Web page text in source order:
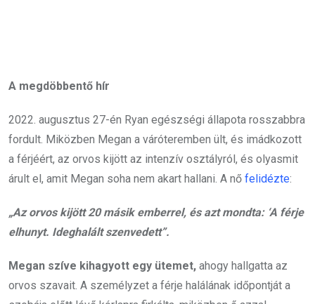
A megdöbbentő hír
2022. augusztus 27-én Ryan egészségi állapota rosszabbra
fordult. Miközben Megan a váróteremben ült, és imádkozott
a férjéért, az orvos kijött az intenzív osztályról, és olyasmit
árult el, amit Megan soha nem akart hallani. A nő felidézte:
„Az orvos kijött 20 másik emberrel, és azt mondta: ‘A férje
elhunyt. Ideghalált szenvedett”.
Megan szíve kihagyott egy ütemet, ahogy hallgatta az
orvos szavait. A személyzet a férje halálának időpontját a